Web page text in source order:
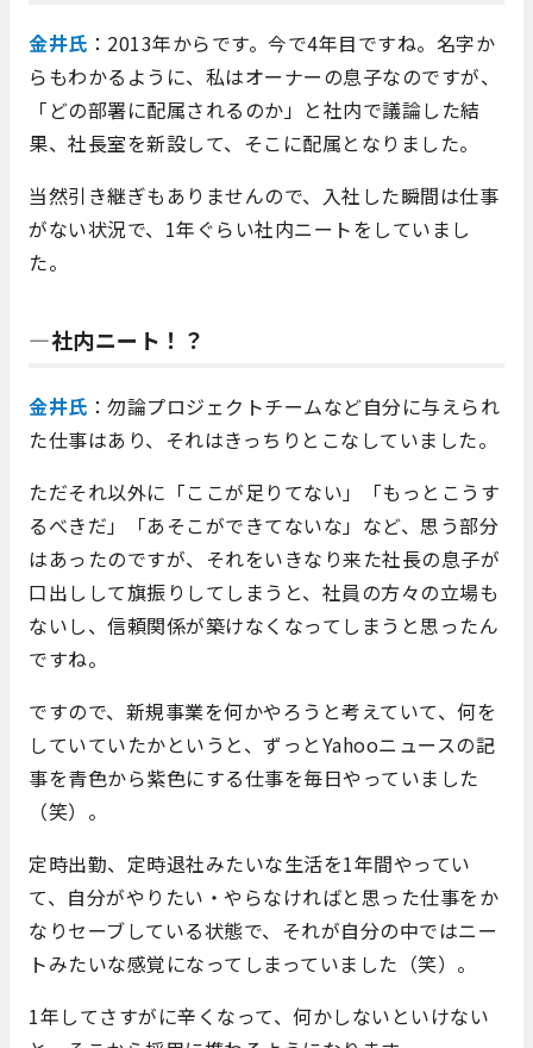
金井氏 ：2013年からです。今で4年目ですね。名字か
らもわかるように、私はオーナーの息子なのですが、
「どの部署に配属されるのか」と社内で議論した結
果、社長室を新設して、そこに配属となりました。
当然引き継ぎもありませんので、入社した瞬間は仕事
がない状況で、1年ぐらい社内ニートをしていまし
た。
―社内ニート！？
金井氏 ：勿論プロジェクトチームなど自分に与えられ
た仕事はあり、それはきっちりとこなしていました。
ただそれ以外に「ここが足りてない」「もっとこうす
るべきだ」「あそこができてないな」など、思う部分
はあったのですが、それをいきなり来た社長の息子が
口出しして旗振りしてしまうと、社員の方々の立場も
ないし、信頼関係が築けなくなってしまうと思ったん
ですね。
ですので、新規事業を何かやろうと考えていて、何を
していていたかというと、ずっとYahooニュースの記
事を青色から紫色にする仕事を毎日やっていました
（笑）。
定時出勤、定時退社みたいな生活を1年間やってい
て、自分がやりたい・やらなければと思った仕事をか
なりセーブしている状態で、それが自分の中ではニー
トみたいな感覚になってしまっていました（笑）。
1年してさすがに辛くなって、何かしないといけない